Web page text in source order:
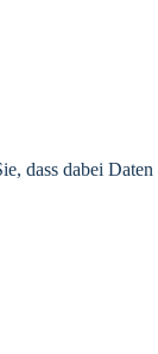
dass dabei